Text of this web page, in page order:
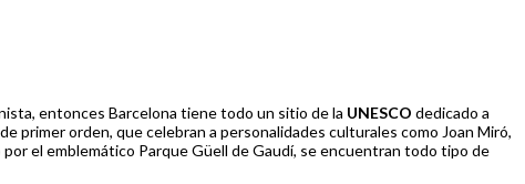
entonces Barcelona tiene todo un sitio de la UNESCO dedicado a
primer orden, que celebran a personalidades culturales como Joan Miró,
el emblemático Parque Güell de Gaudí, se encuentran todo tipo de